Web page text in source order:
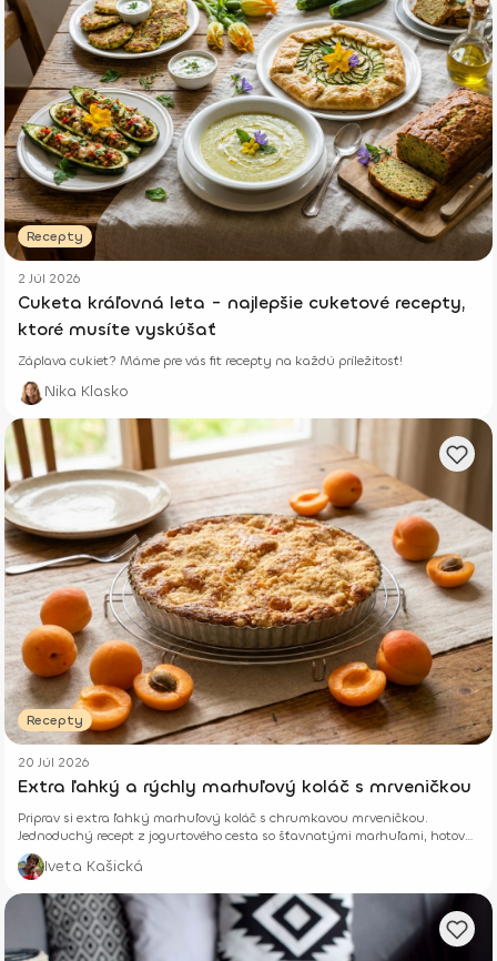
Recepty
2 Júl 2026
Cuketa kráľovná leta - najlepšie cuketové recepty,
ktoré musíte vyskúšať
Záplava cukiet? Máme pre vás fit recepty na každú príležitosť!
Nika Klasko
Recepty
20 Júl 2026
Extra ľahký a rýchly marhuľový koláč s mrveničkou
Priprav si extra ľahký marhuľový koláč s chrumkavou mrveničkou.
Jednoduchý recept z jogurtového cesta so šťavnatými marhuľami, hotový
z pár surovín.
Iveta Kašická